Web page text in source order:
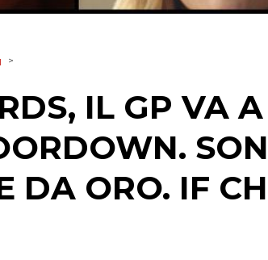
CASE
>
IL GP VA
DA ORO. IF